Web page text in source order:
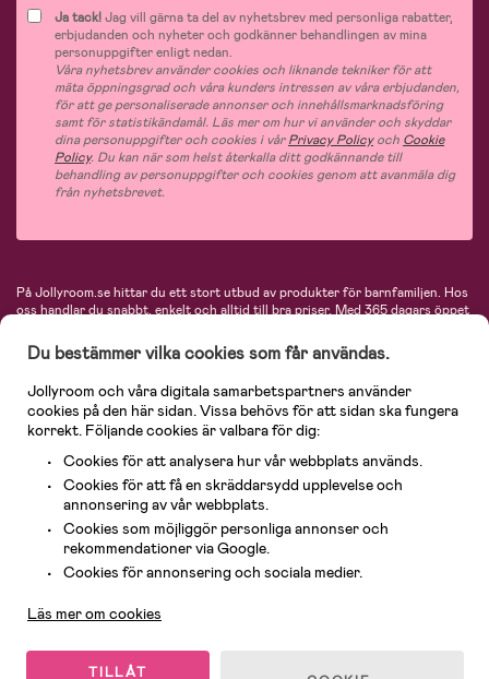
Ja tack!Jag vill gärna ta del av nyhetsbrev med personliga rabatter,
erbjudanden och nyheter och godkänner behandlingen av mina
personuppgifter enligt nedan.
Våra nyhetsbrev använder cookies och liknande tekniker för att
mäta öppningsgrad och våra kunders intressen av våra erbjudanden,
för att ge personaliserade annonser och innehållsmarknadsföring
samt för statistikändamål. Läs mer om hur vi använder och skyddar
dina personuppgifter och cookies i vårPrivacy Policyoch Cookie
Policy. Du kan när som helst återkalla ditt godkännande till
behandling av personuppgifter och cookies genom att avanmäla dig
från nyhetsbrevet.
På Jollyroom.se hittar du ett stort utbud av produkter för barnfamiljen. Hos
oss handlar du snabbt, enkelt och alltid till bra priser.Med 365 dagars öppet
hos oss. I vårt sortiment hittar du barnvagnar, bilstolar, kläder för barn och
baby, produkter för mamman, massor av inspirerande inredning, leksaker,
babyprodukter och mycket mer. Vi erbjuder produkter från välkända
varumärken så som Britax, Maxi-Cosi, Baby Jogger, BabyBjörn, Didriksons,
KidKraft, Ergobaby, Philips Avent, Neonate, Cybex, LEGO och många fler.
Välkommen in och kika runt i Nordens största barn- och babybutik på nätet!
© 2026 Jollyroom AB. Alla rättigheter reserverade.
Du bestämmer vilka cookies som får användas.
Jollyroom och våra digitala samarbetspartners använder
cookies på den här sidan. Vissa behövs för att sidan ska fungera
korrekt. Följande cookies är valbara för dig:
Cookies för att analysera hur vår webbplats används.
Cookies för att få en skräddarsydd upplevelse och
annonsering av vår webbplats.
Cookies som möjliggör personliga annonser och
rekommendationer via Google.
Cookies för annonsering och sociala medier.
Läs mer om cookies
TILLÅT